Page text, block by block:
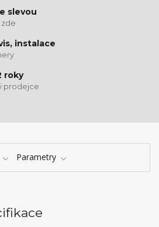
slevou
instalace
roky
prodejce
Parametry